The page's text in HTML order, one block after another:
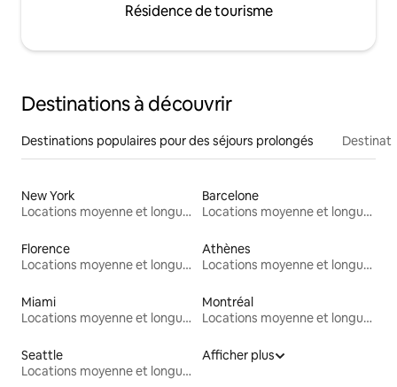
Résidence de tourisme
Destinations à découvrir
Destinations populaires pour des séjours prolongés
New York
Locations moyenne et longue durée
Barcelone
Locations moyenne et longue durée
Florence
Locations moyenne et longue durée
Athènes
Locations moyenne et longue durée
Miami
Locations moyenne et longue durée
Montréal
Locations moyenne et longue durée
Seattle
Locations moyenne et longue durée
Afficher plus